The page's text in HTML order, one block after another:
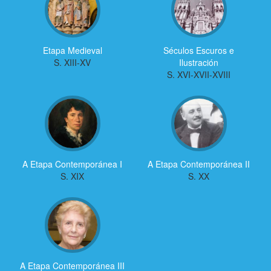
Etapa Medieval
S. XIII-XV
Séculos Escuros e
Ilustración
S. XVI-XVII-XVIII
A Etapa Contemporánea I
S. XIX
A Etapa Contemporánea II
S. XX
A Etapa Contemporánea III